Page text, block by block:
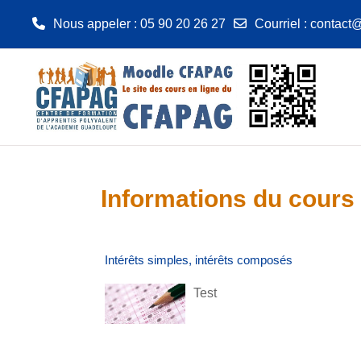
Nous appeler : 05 90 20 26 27 Courriel :
Informations du cours
Intérêts simples, intérêts composés
Test